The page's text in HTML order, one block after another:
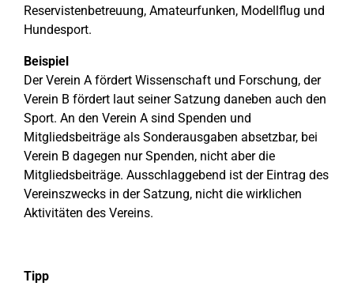
Reservistenbetreuung, Amateurfunken, Modellflug und
Hundesport.
Beispiel
Der Verein A fördert Wissenschaft und Forschung, der
Verein B fördert laut seiner Satzung daneben auch den
Sport. An den Verein A sind Spenden und
Mitgliedsbeiträge als Sonderausgaben absetzbar, bei
Verein B dagegen nur Spenden, nicht aber die
Mitgliedsbeiträge. Ausschlaggebend ist der Eintrag des
Vereinszwecks in der Satzung, nicht die wirklichen
Aktivitäten des Vereins.
Tipp